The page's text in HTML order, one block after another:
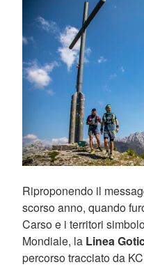
Riproponendo il
scorso anno, quando
Carso e i territori
Mondiale, la Linea
percorso tracciato da